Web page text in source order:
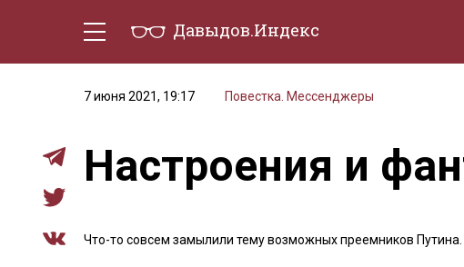
Давыдов.Индекс
7 июня 2021, 19:17
Повестка. Мессенджеры
Настроения и
Что-то совсем замылили тему возможных преемников Путина.